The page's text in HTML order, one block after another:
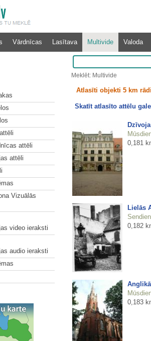
Vārdnīcas Lasītava Multivide Valoda
attēli
attēli
Vizuālās
video ieraksti
audio ieraksti
Meklēt: Multivide
Atlasīti objekti 5 km
Skatīt atlasīto attēlu
0,181
Lielās
0,182
0,183